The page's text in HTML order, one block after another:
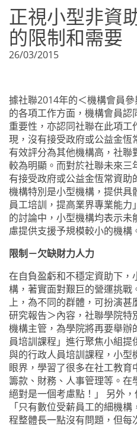
正視小型非資
的限制和需要
26/03/2015
據社聯2014年的＜機構會員
的各項工作方面，機構會員認
重要性，亦認同社聯在此項
現，沒有接受政府或公益金
有效評分為其他機構高，社
較為明顯。 而對於社聯未來三
有接受政府或公益金恆常資助
機構特別是小型機構，提供
員工培訓，提高業界專業能
的討論中， 小型機構均表示未
慮提供支援予規模較小的機構
限制－欠缺財力人力
在自負盈虧和不穩定資助下
構，著實面對艱巨的營運挑戰
上，為不同的群體，可扮演甚
研究報告＞內容，社聯學院特
機構主管，為學院將再要舉辦
員培訓課程」進行聚焦小組提
與的行政人員培訓課程， 小型
眼界，學習了很多在社工教
籌款、財務、人事管理等。
絕對是一個考慮點！」 另外
「只有數位受薪員工的細機
程整體長一點沒有問題，但每